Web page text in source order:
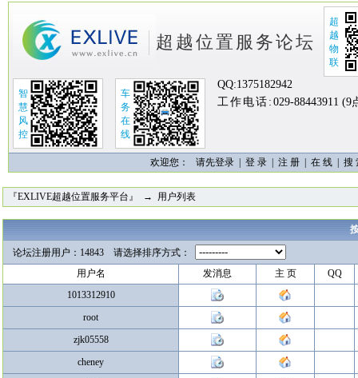
超越位置服务论坛
超
越
物
联
智
慧
风
控
车
务
在
线
QQ:1375182942
工作电话: 029-88443911 (9
欢迎您： 请先登录 | 登 录 注 册 在 线 搜
『EXLIVE超越位置服务平台』 → 用户列表
论坛注册用户：14843 请选择排序方式：
用户名
发消息 主 页
QQ
1013312910
root
zjk05558
cheney